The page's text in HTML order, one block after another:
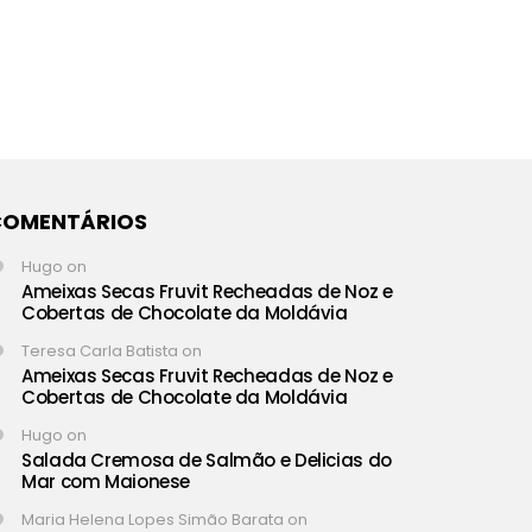
Hugo on
Ameixas Secas Fruvit Recheadas de Noz e
Cobertas de Chocolate da Moldávia
Teresa Carla Batista on
Ameixas Secas Fruvit Recheadas de Noz e
Cobertas de Chocolate da Moldávia
Hugo on
Salada Cremosa de Salmão e Delicias do
Mar com Maionese
Maria Helena Lopes Simão Barata on